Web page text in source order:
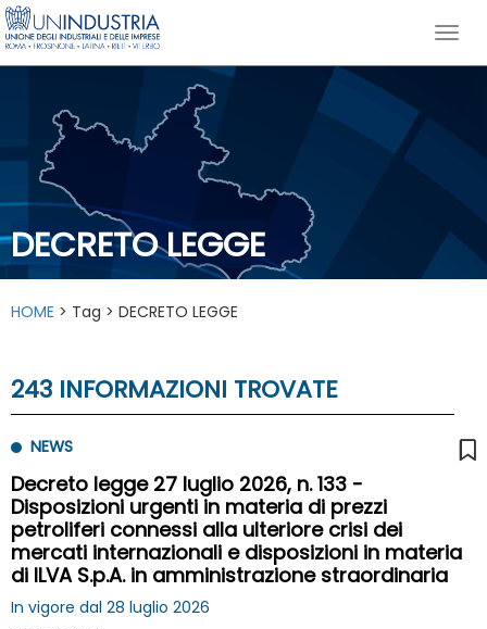
DECRETO LEGGE
HOME > Tag > DECRETO LEGGE
243 INFORMAZIONI TROVATE
NEWS
Decreto legge 27 luglio 2026, n. 133 -
Disposizioni urgenti in materia di prezzi
petroliferi connessi alla ulteriore crisi dei
mercati internazionali e disposizioni in materia
di ILVA S.p.A. in amministrazione straordinaria
In vigore dal 28 luglio 2026